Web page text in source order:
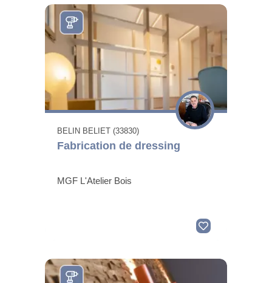
BELIN BELIET (33830)
Fabrication de dressing
MGF L'Atelier Bois